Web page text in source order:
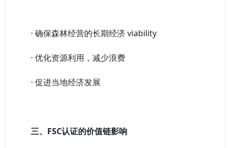
· 确保森林经营的长期经济 viability
· 优化资源利用，减少浪费
· 促进当地经济发展
三、FSC认证的价值链影响